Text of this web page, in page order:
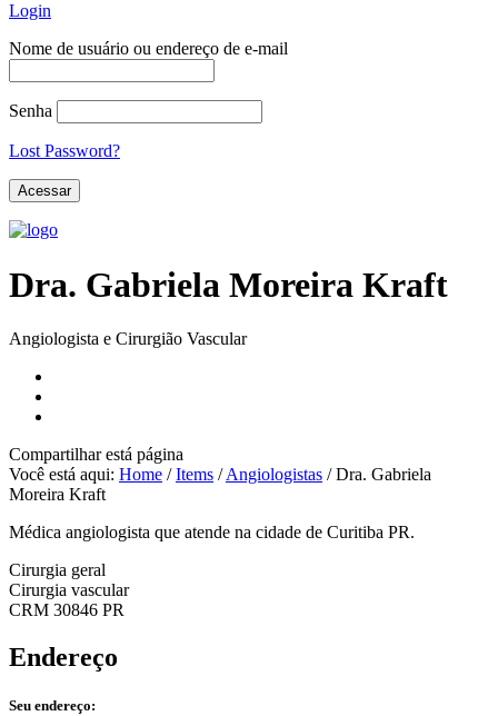
Login
Nome de usuário ou endereço de e-mail
Senha
Lost Password?
Dra. Gabriela Moreira Kraft
Angiologista e Cirurgião Vascular
Compartilhar está página
Você está aqui: Home / Items / Angiologistas / Dra. Gabriela
Moreira Kraft
Médica angiologista que atende na cidade de Curitiba PR.
Cirurgia geral
Cirurgia vascular
CRM 30846 PR
Endereço
Seu endereço: